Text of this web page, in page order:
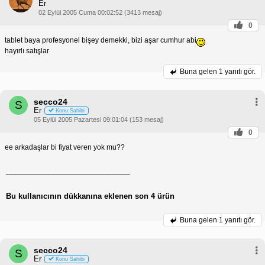
Er
02 Eylül 2005 Cuma 00:02:52 (3413 mesaj)
0
tablet baya profesyonel bişey demekki, bizi aşar cumhur abi
hayırlı satışlar
Buna gelen 1 yanıtı gör.
S secco24
Er Konu Sahibi
05 Eylül 2005 Pazartesi 09:01:04 (153 mesaj)
0
ee arkadaşlar bi fiyat veren yok mu??
Bu kullanıcının dükkanına eklenen son 4 ürün
Buna gelen 1 yanıtı gör.
S secco24
Er Konu Sahibi